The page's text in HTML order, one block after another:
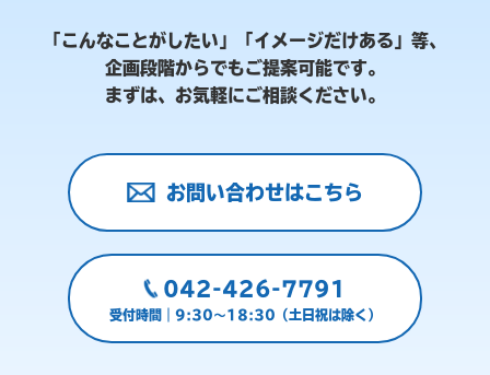
「こんなことがしたい」「イメージだけある」等、
企画段階からでもご提案可能です。
まずは、お気軽にご相談ください。
お問い合わせはこちら
042-426-7791
受付時間｜9:30～18:30（土日祝は除く）